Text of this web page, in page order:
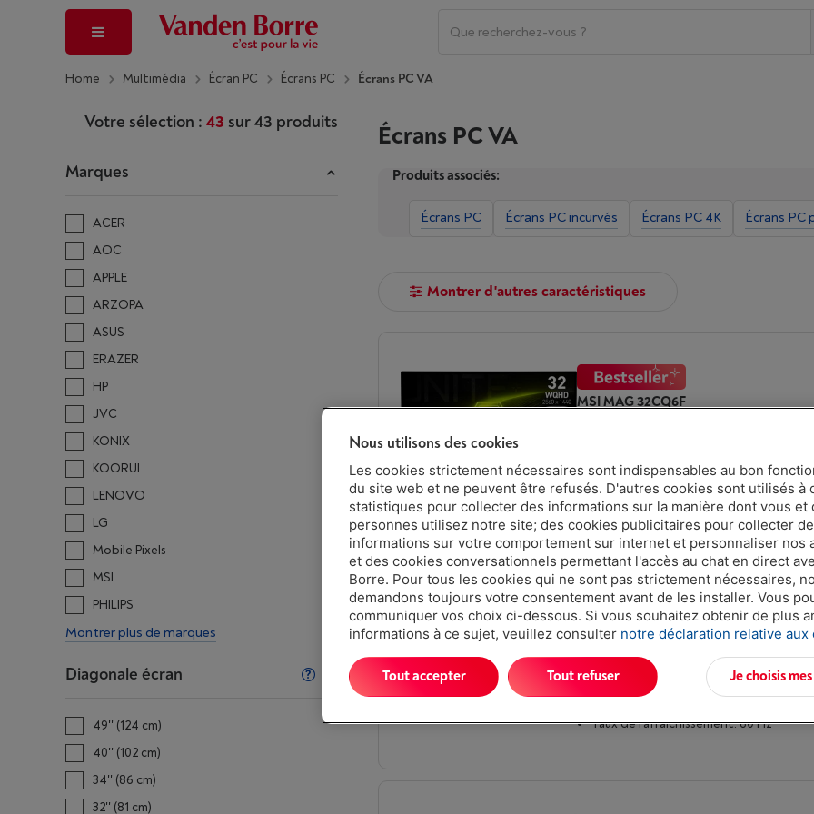
Home Multimédia Écran PC Écrans PC Écrans PC VA
Votre sélection : 43 sur43 produits
Marques
ACER
AOC
APPLE
ARZOPA
ASUS
ERAZER
HP
JVC
KONIX
KOORUI
LENOVO
LG
Mobile Pixels
MSI
PHILIPS
Montrer plus de marques
Diagonale écran
49'' (124 cm)
40'' (102 cm)
34'' (86 cm)
32'' (81 cm)
Écrans PC VA
Produits associés:
Écrans PC Écrans PC incurvés Écrans PC 4K Écrans PC
Montrer d'autres caractéristiques
MSI MAG 32CQ6F
Résolution d'écran: 2560 x 1440 pixels
2K)
Taux de rafraîchissement: 180 Hz
| Avis(2)
Diagonale de l'écran: 32 " (81.3 cm)
Taux de rafraîchissement: 60 Hz
Nous utilisons des cookies
Les cookies strictement nécessaires sont indispensables au bon
du site web et ne peuvent être refusés. D'autres cookies sont utilisés à
statistiques pour collecter des informations sur la manière dont vous et
personnes utilisez notre site; des cookies publicitaires pour collecter
informations sur votre comportement sur internet et personnaliser nos
et des cookies conversationnels permettant l'accès au chat en direct
Borre. Pour tous les cookies qui ne sont pas strictement nécessaires,
demandons toujours votre consentement avant de les installer. Vous
communiquer vos choix ci-dessous. Si vous souhaitez obtenir de plus
informations à ce sujet, veuillez consulter notre déclaration relative aux
Je choisis
Tout refuser
Tout accepter